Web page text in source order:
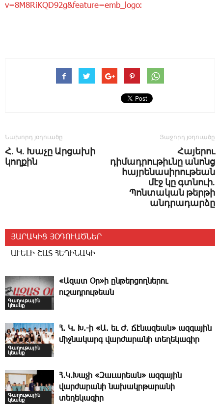
v=8M8RiKQD92g&feature=emb_logo։
Նախորդ յօդուածը
Հ. Կ. Խաչը Ար­ցա­խի
կող­քին
Յաջորդ յօդուածը
Հայերու
դիմադրութիւնը անոնց
հայրենասիրութեան
մէջ կը գտնուի.
Պոնտական թերթի
անդրադարձը
ՅԱՐԱԿԻՑ ՅՕԴՈՒԱԾՆԵՐ
ԱՒԵԼԻ ՇԱՏ ՀԵՂԻՆԱԿԻ
Գաղութային
կեանք
«Ազատ Օր»ի ընթերցողներու
ուշադրութեան
Գաղութային
կեանք
Հ. Կ. Խ.-ի «Ա. եւ Ժ. ­Ճէնազեան» ազգային
միջնակարգ վարժարանի տեղեկագիր
Գաղութային
կեանք
Հ․Կ․Խաչի «Զաւարեան» ազգային
վարժարանի նախակրթարանի
տեղեկագիր